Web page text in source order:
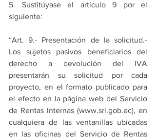
5. Sustitúyase el artículo 9 por el
siguiente:
“Art. 9.- Presentación de la solicitud.-
Los sujetos pasivos beneficiarios del
derecho a devolución del IVA
presentarán su solicitud por cada
proyecto, en el formato publicado para
el efecto en la página web del Servicio
de Rentas Internas (www.sri.gob.ec), en
cualquiera de las ventanillas ubicadas
en las oficinas del Servicio de Rentas